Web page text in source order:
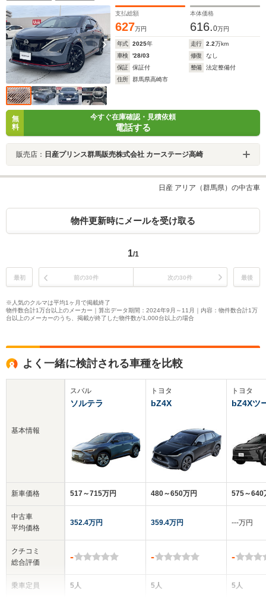
作業灯 リヤ
ェーン
支払総額
627万円
本体価格
616.0万円
年式 2025年 走行 2.2万km
車検
'28/03 修復
なし
保証
保証付 整備
法定整備付
住所
群馬県高崎市
無
料
今すぐ在庫確認・見積依頼
電話する
販売店： 日産プリンス群馬販売株式会社 カーステージ高崎
日産 アリア（群馬県）の中古車
物件更新時にメールを受け取る
1/1
最初 前の30件 次の30件 最後
※人気のクルマは平均1ヶ月で掲載終了
物件数合計1万台以上のメーカー｜算出データ期間：2024年9月～11月｜内容：物件数合計1万
台以上のメーカーのうち、掲載が終了した物件数が1,000台以上の場合
よく一緒に検討される車種を比較
基本情報
新車価格
中古車
平均価格
クチコミ
総合評価
乗車定員
スバル
ソルテラ
517～715万円
352.4万円
-
5人
トヨタ
bZ4X
480～650万円
359.4万円
-
5人
トヨタ
bZ4Xツ
575～640
‐‐‐万円
-
5人